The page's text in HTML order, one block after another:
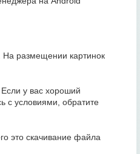
На размещении картинок
у вас хороший
с условиями, обратите
это скачивание файла